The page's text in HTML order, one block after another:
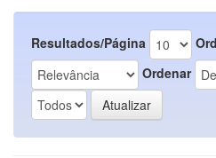
Resultados/Página
Ordenar